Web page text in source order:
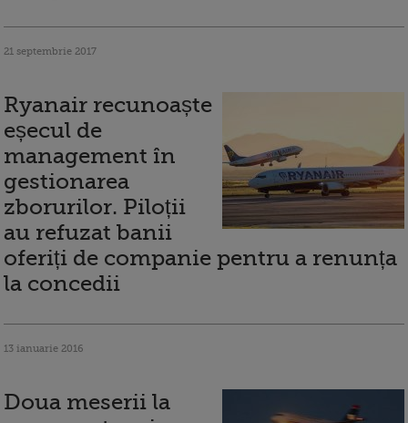
21 septembrie 2017
Ryanair recunoaște
eșecul de
management în
gestionarea
zborurilor. Piloții
au refuzat banii
oferiți de companie pentru a renunța
la concedii
13 ianuarie 2016
Doua meserii la